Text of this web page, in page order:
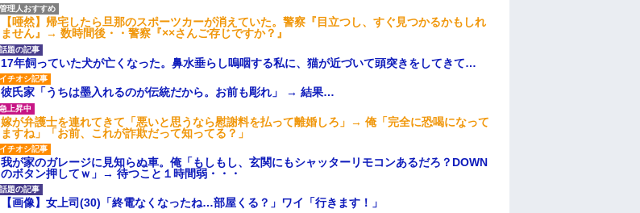
【唖然】帰宅したら旦那のスポーツカーが消えていた。警察『目立つし、すぐ見つかるかもしれ
ません』→ 数時間後・・警察『××さんご存じですか？』
17年飼っていた犬が亡くなった。鼻水垂らし嗚咽する私に、猫が近づいて頭突きをしてきて…
彼氏家「うちは墨入れるのが伝統だから。お前も彫れ」 → 結果…
嫁が弁護士を連れてきて「悪いと思うなら慰謝料を払って離婚しろ」→ 俺「完全に恐喝になって
ますね」「お前、これが詐欺だって知ってる？」
我が家のガレージに見知らぬ車。俺「もしもし、玄関にもシャッターリモコンあるだろ？DOWN
のボタン押してｗ」→ 待つこと１時間弱・・・
【画像】女上司(30)「終電なくなったね…部屋くる？」ワイ「行きます！」